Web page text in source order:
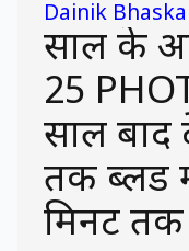
Dainik
साल के
25
साल बाद
तक ब्लड
मिनट